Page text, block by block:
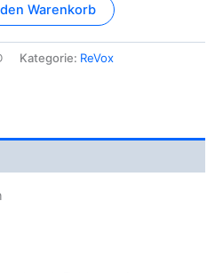
Warenkorb
Kategorie: ReVox